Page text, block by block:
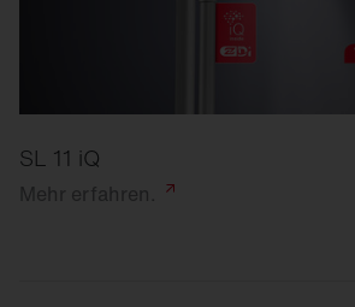
SL 11 iQ
Mehr erfahren.